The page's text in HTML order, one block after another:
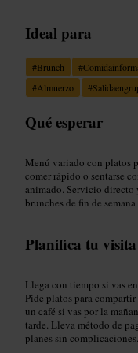
Ideal para
#Brunch #
#Almuerzo #
Qué esperar
Menú variado con platos
comer rápido o sentarse
animado. Servicio directo
brunches de fin de
Planifica tu visita
Llega con tiempo si vas
Pide platos para
un café si vas por la
tarde. Lleva método de
planes sin complicaciones.